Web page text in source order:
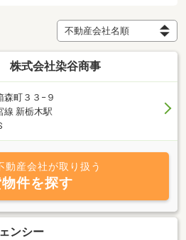
株式会社染谷商事
森町３３−９
線 新栃木駅
動産会社が取り扱う
件を探す
ンシー